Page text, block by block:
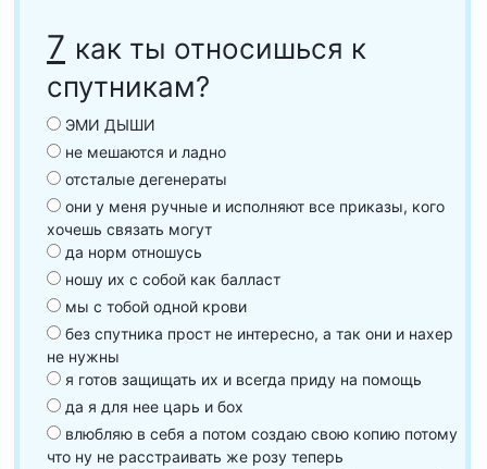
7 как ты относишься к
спутникам?
ЭМИ ДЫШИ
не мешаются и ладно
отсталые дегенераты
они у меня ручные и исполняют все приказы, кого
хочешь связать могут
да норм отношусь
ношу их с собой как балласт
мы с тобой одной крови
без спутника прост не интересно, а так они и нахер
не нужны
я готов защищать их и всегда приду на помощь
да я для нее царь и бох
влюбляю в себя а потом создаю свою копию потому
что ну не расстраивать же розу теперь